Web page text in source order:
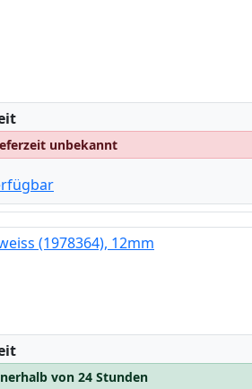
unbekannt
(1978364), 12mm
von 24 Stunden